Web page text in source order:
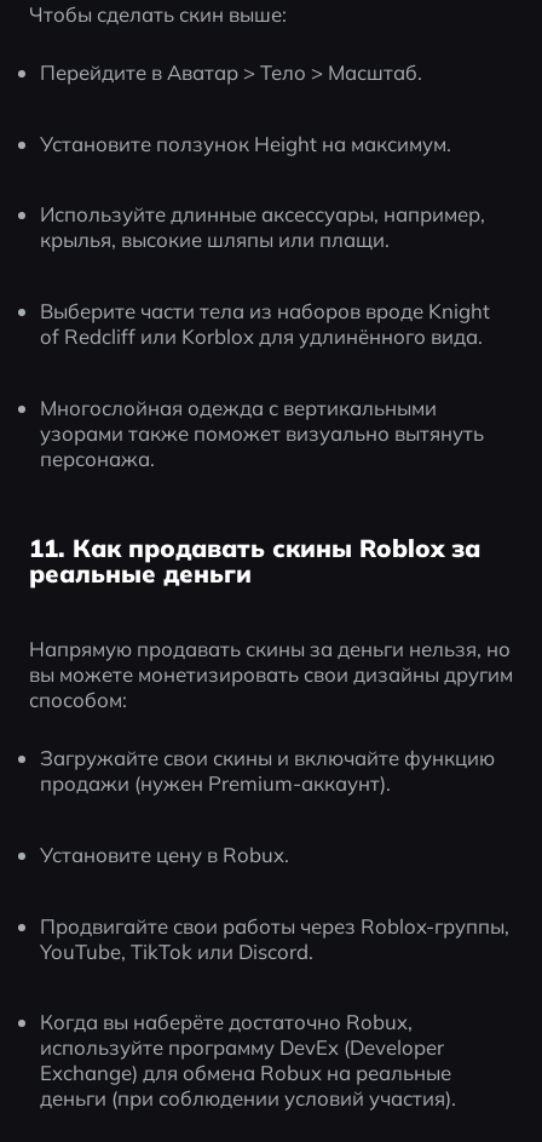
Чтобы сделать скин выше:
Перейдите в Аватар > Тело > Масштаб.
Установите ползунок Height на максимум.
Используйте длинные аксессуары, например,
крылья, высокие шляпы или плащи.
Выберите части тела из наборов вроде Knight
of Redcliff или Korblox для удлинённого вида.
Многослойная одежда с вертикальными
узорами также поможет визуально вытянуть
персонажа.
11. Как продавать скины Roblox за
реальные деньги
Напрямую продавать скины за деньги нельзя, но
вы можете монетизировать свои дизайны другим
способом:
Загружайте свои скины и включайте функцию
продажи (нужен Premium-аккаунт).
Установите цену в Robux.
Продвигайте свои работы через Roblox-группы,
YouTube, TikTok или Discord.
Когда вы наберёте достаточно Robux,
используйте программу DevEx (Developer
Exchange) для обмена Robux на реальные
деньги (при соблюдении условий участия).